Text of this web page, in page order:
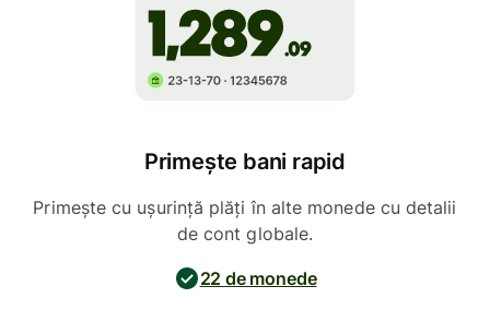
Primește bani rapid
Primește cu ușurință plăți în alte monede cu detalii
de cont globale.
22 de monede